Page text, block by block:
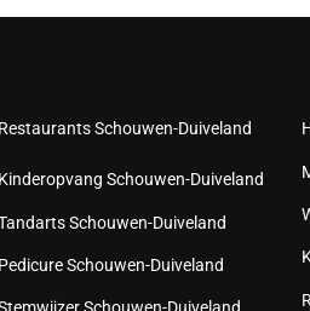
Restaurants Schouwen-Duiveland
Kinderopvang Schouwen-Duiveland
Schouwen-Duiveland
Pedicure Schouwen-Duiveland